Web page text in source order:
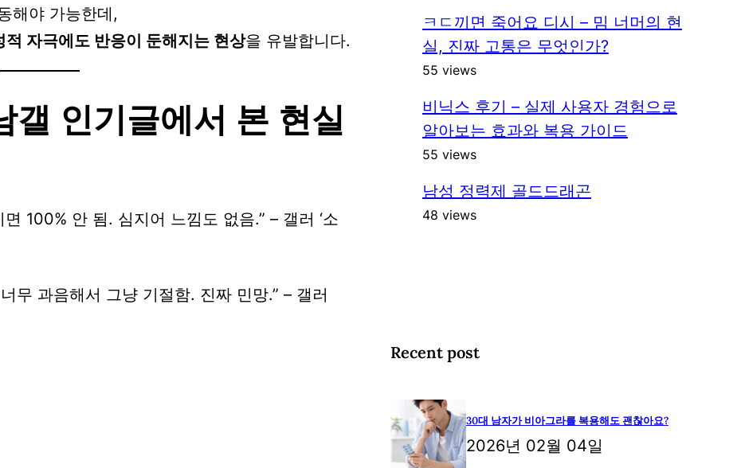
해야 가능한데,
적 자극에도 반응이 둔해지는 현상을 유발합니다.
갤 인기글에서 본 현실
100% 안 됨. 심지어 느낌도 없음.” – 갤러 ‘소
무 과음해서 그냥 기절함. 진짜 민망.” – 갤러
ㅋㄷ끼면 죽어요 디시 – 밈 너머의 현
실, 진짜 고통은 무엇인가?
55 views
비닉스 후기 – 실제 사용자 경험으로
알아보는 효과와 복용 가이드
55 views
남성 정력제 골드드래곤
48 views
Recent post
30대 남자가 비아그라를 복용해도 괜찮아요?
2026년 02월 04일